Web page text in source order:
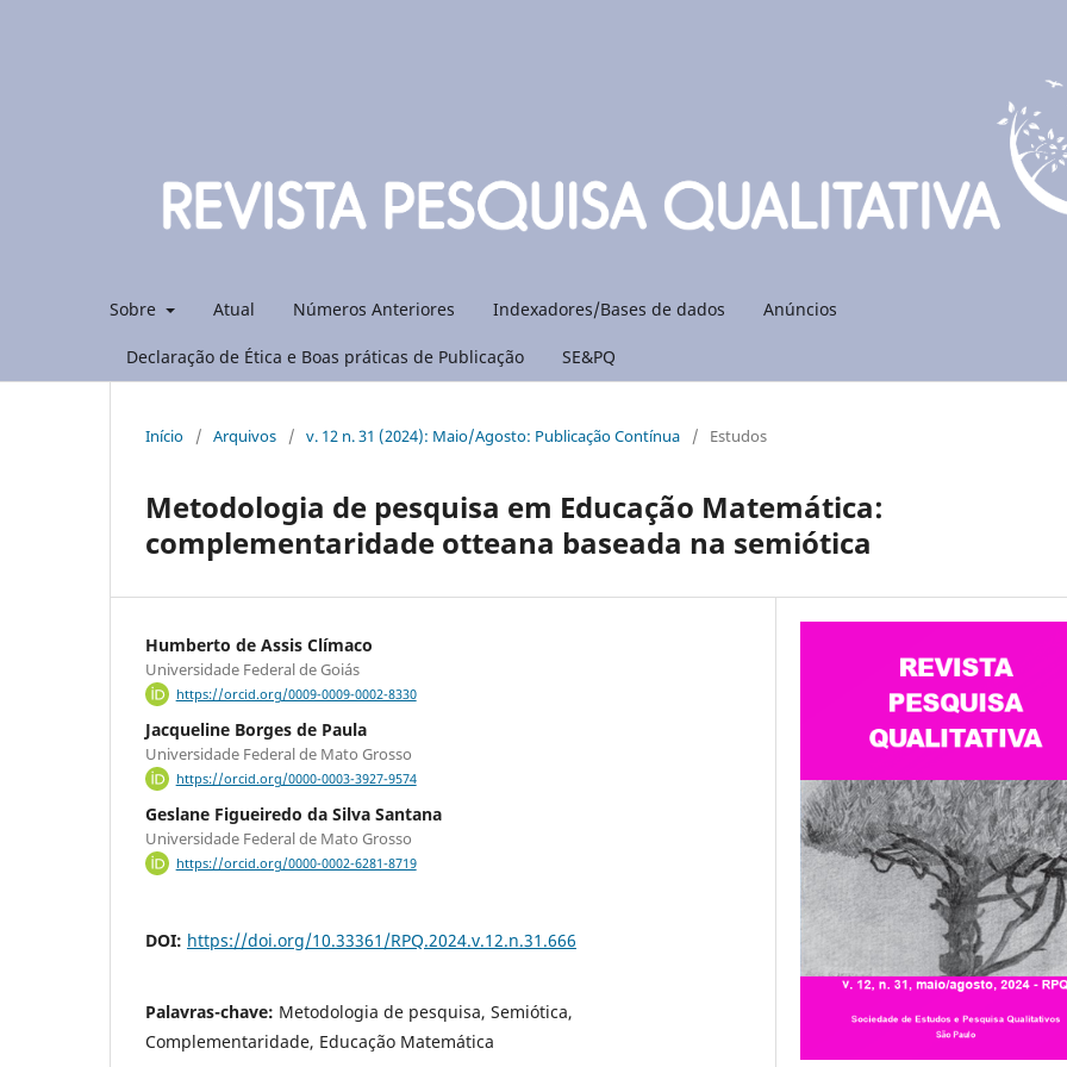
Sobre Atual Números Anteriores Indexadores/Bases de dados Anúncios
Declaração de Ética e Boas práticas de Publicação SE&PQ
Início / Arquivos / v. 12 n. 31 (2024): Maio/Agosto: Publicação Contínua / Estudos
Metodologia de pesquisa em Educação Matemática:
complementaridade otteana baseada na semiótica
Humberto de Assis Clímaco
Universidade Federal de Goiás
https://orcid.org/0009-0009-0002-8330
Jacqueline Borges de Paula
Universidade Federal de Mato Grosso
https://orcid.org/0000-0003-3927-9574
Geslane Figueiredo da Silva Santana
Universidade Federal de Mato Grosso
https://orcid.org/0000-0002-6281-8719
DOI: https://doi.org/10.33361/RPQ.2024.v.12.n.31.666
Palavras-chave: Metodologia de pesquisa, Semiótica,
Complementaridade, Educação Matemática